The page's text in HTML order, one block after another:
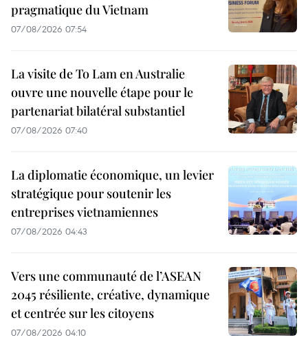
pragmatique du Vietnam
07/08/2026 07:54
La visite de To Lam en Australie
ouvre une nouvelle étape pour le
partenariat bilatéral substantiel
07/08/2026 07:40
La diplomatie économique, un levier
stratégique pour soutenir les
entreprises vietnamiennes
07/08/2026 04:43
Vers une communauté de l’ASEAN
2045 résiliente, créative, dynamique
et centrée sur les citoyens
07/08/2026 04:10